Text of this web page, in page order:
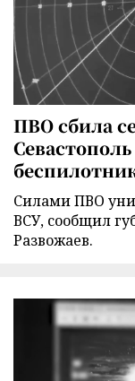
ПВО сбила
Силами ПВО
ВСУ, сообщил
Развожаев.